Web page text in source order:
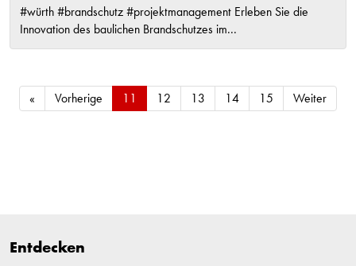
#würth #brandschutz #projektmanagement Erleben Sie die
Innovation des baulichen Brandschutzes im...
« Vorherige 11 12 13 14 15 Weiter
Entdecken